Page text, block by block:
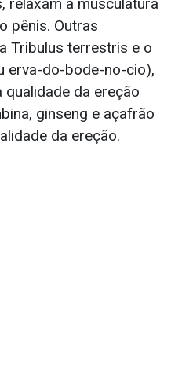
relaxam a musculatura
pênis. Outras
Tribulus terrestris e o
erva-do-bode-no-cio),
da ereção
ginseng e açafrão
da ereção.